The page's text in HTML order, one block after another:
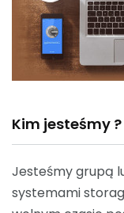
Kim jesteśmy ?
Jesteśmy grupą
systemami